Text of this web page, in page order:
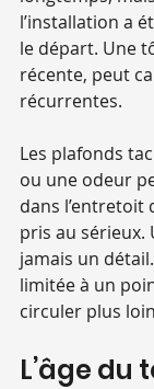
l’installation a
le départ. Une
récente, peut
récurrentes.
Les plafonds
ou une odeur
dans l’entretoit
pris au sérieux.
jamais un
limitée à un
circuler plus
L’âge du